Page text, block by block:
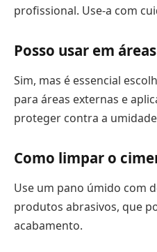
profissional. Use-a com
Posso usar em
Sim, mas é essencial
para áreas externas e
proteger contra a
Como limpar o
Use um pano úmido com
produtos abrasivos, que
acabamento.